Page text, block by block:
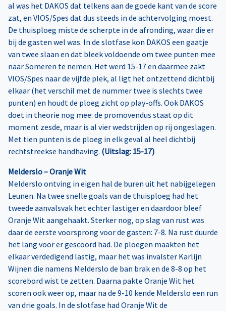
al was het DAKOS dat telkens aan de goede kant van de score
zat, en VIOS/Spes dat dus steeds in de achtervolging moest.
De thuisploeg miste de scherpte in de afronding, waar die er
bij de gasten wel was. In de slotfase kon DAKOS een gaatje
van twee slaan en dat bleek voldoende om twee punten mee
naar Someren te nemen. Het werd 15-17 en daarmee zakt
VIOS/Spes naar de vijfde plek, al ligt het ontzettend dichtbij
elkaar (het verschil met de nummer twee is slechts twee
punten) en houdt de ploeg zicht op play-offs. Ook DAKOS
doet in theorie nog mee: de promovendus staat op dit
moment zesde, maar is al vier wedstrijden op rij ongeslagen.
Met tien punten is de ploeg in elk geval al heel dichtbij
rechtstreekse handhaving. (Uitslag: 15-17)
Melderslo – Oranje Wit
Melderslo ontving in eigen hal de buren uit het nabijgelegen
Leunen. Na twee snelle goals van de thuisploeg had het
tweede aanvalsvak het echter lastiger en daardoor bleef
Oranje Wit aangehaakt. Sterker nog, op slag van rust was
daar de eerste voorsprong voor de gasten: 7-8. Na rust duurde
het lang voor er gescoord had. De ploegen maakten het
elkaar verdedigend lastig, maar het was invalster Karlijn
Wijnen die namens Melderslo de ban brak en de 8-8 op het
scorebord wist te zetten. Daarna pakte Oranje Wit het
scoren ook weer op, maar na de 9-10 kende Melderslo een run
van drie goals. In de slotfase had Oranje Wit de